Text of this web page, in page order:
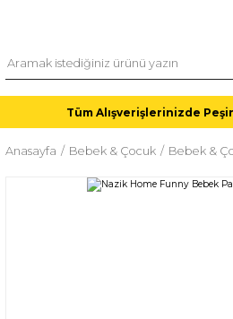
Tüm Alışverişlerinizde
Anasayfa Bebek & Çocuk Bebek &